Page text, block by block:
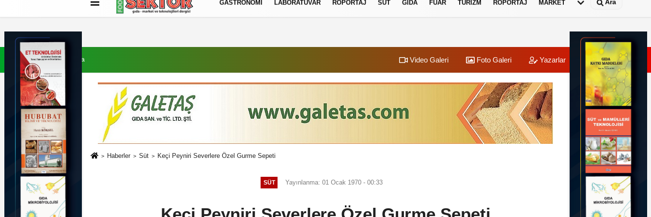
İletişim Çerez Politikası
GASTRONOMI LABORATUVAR RÖPORTAJ SÜT GIDA FUAR TURIZM RÖPORTAJ MARKET Ara
7 Ağustos 2026, Cuma Video Galeri Foto Galeri Yazarlar Üye Paneli
Haberler Süt Keçi Peyniri Severlere Özel Gurme Sepeti
SÜT Yayınlanma: 01 Ocak 1970 - 00:33